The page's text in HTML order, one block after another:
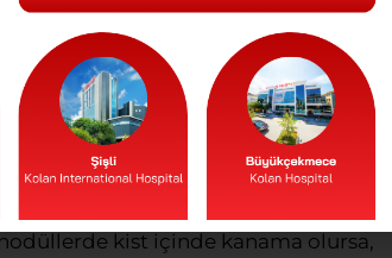
kadar farkedilmezler. Büyük olan
şeklinde farkedilir. Nodüllerin
taraması ile tesadüfen belirlenir.
Bunlar; yutma güçlüğü,
nodüllerde kist içinde kanama olursa,